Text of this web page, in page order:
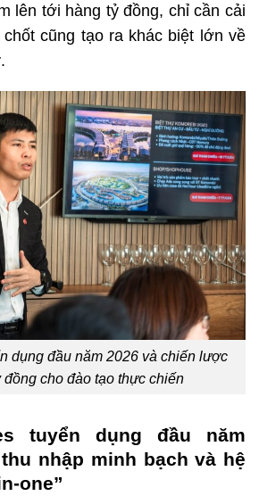
lên tới hàng tỷ đồng, chỉ cần cải
cũng tạo ra khác biệt lớn về
dụng đầu năm 2026 và chiến lược
đồng cho đào tạo thực chiến
tuyển dụng đầu năm
nhập minh bạch và hệ
one”